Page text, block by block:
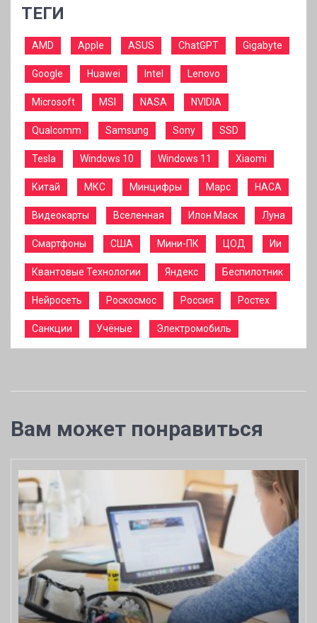
ТЕГИ
AMD Apple ASUS ChatGPT Gigabyte
Google Huawei Intel Lenovo
Microsoft MSI NASA NVIDIA
Qualcomm Samsung Sony SSD
Tesla Windows 10 Windows 11 Xiaomi
Китай МКС Минцифры Марс НАСА
Видеокарты Вселенная Илон Маск Луна
Смартфоны США Мини-ПК ЦОД Ии
Квантовые Технологии Яндекс Беспилотник
Нейросеть Роскосмос Россия Ростех
Санкции Учёные Электромобиль
Вам может понравиться